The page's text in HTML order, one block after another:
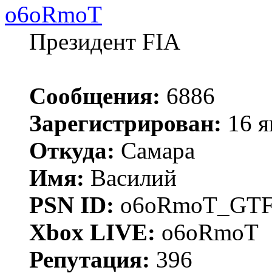
o6oRmoT
Президент FIA
Сообщения: 6886
Зарегистрирован: 16
Откуда: Самара
Имя: Василий
PSN ID:
Xbox LIVE: o6oRmoT
Репутация: 396